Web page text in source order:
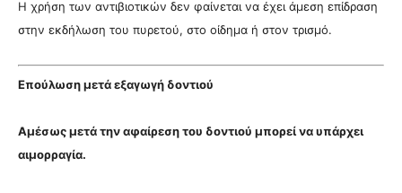
Η χρήση των αντιβιοτικών δεν φαίνεται να έχει άμεση επίδραση
στην εκδήλωση του πυρετού, στο οίδημα ή στον τρισμό.
Επούλωση μετά εξαγωγή δοντιού
Αμέσως μετά την αφαίρεση του δοντιού μπορεί να υπάρχει
αιμορραγία.